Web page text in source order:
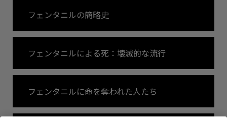
フェンタニルの簡略史
フェンタニルによる死：壊滅的な流行
フェンタニルに命を奪われた人たち